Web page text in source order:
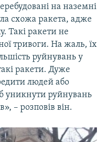
на наземні
схожа ракета, адже
Такі ракети не
тривоги. На жаль, їх
руйнувань у
ракети. Дуже
людей або
уникнути руйнувань
– розповів він.